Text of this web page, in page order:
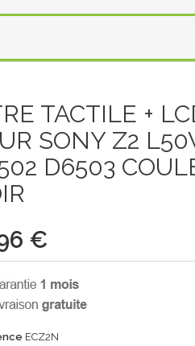
TACTILE +
SONY Z2
D6503
€
ECZ2N